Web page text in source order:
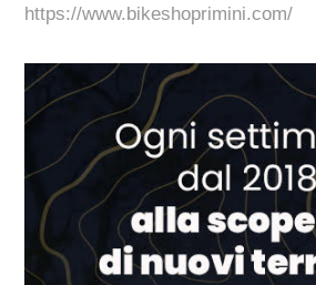
https://www.bikeshoprimini.com/